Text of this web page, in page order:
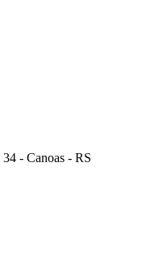
- Canoas - RS